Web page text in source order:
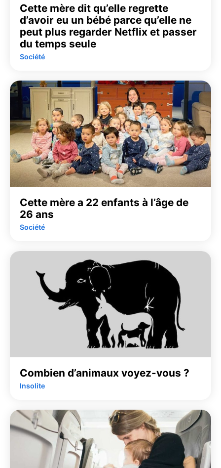
Cette mère dit qu’elle regrette
d’avoir eu un bébé parce qu’elle ne
peut plus regarder Netflix et passer
du temps seule
Société
Cette mère a 22 enfants à l’âge de
26 ans
Société
Combien d’animaux voyez-vous ?
Insolite